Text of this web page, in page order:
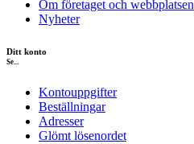
Om företaget och webbplatsen
Nyheter
Ditt konto
Se...
Kontouppgifter
Beställningar
Adresser
Glömt lösenordet